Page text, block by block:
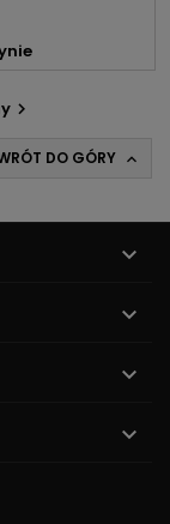

DO GÓRY 



